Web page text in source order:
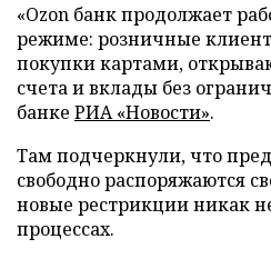
«Ozon банк продолжает
режиме: розничные
покупки картами,
счета и вклады без
банке РИА «Новости».
Там подчеркнули, что
свободно распоряжаются
новые рестрикции никак
процессах.